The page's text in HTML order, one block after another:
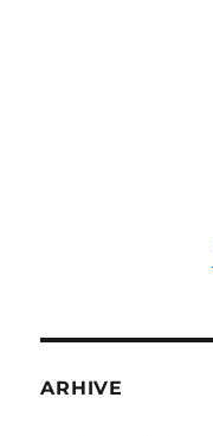
ARHIVE